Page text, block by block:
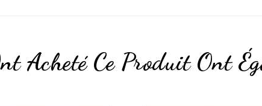
Acheté Ce Produit Ont